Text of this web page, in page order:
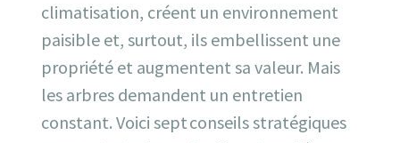
climatisation, créent un environnement
paisible et, surtout, ils embellissent une
propriété et augmentent sa valeur. Mais
les arbres demandent un entretien
constant. Voici sept conseils stratégiques